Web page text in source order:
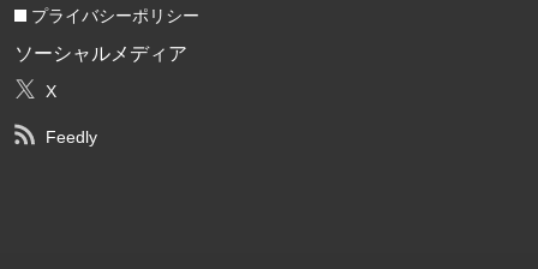
プライバシーポリシー
ソーシャルメディア
X
Feedly